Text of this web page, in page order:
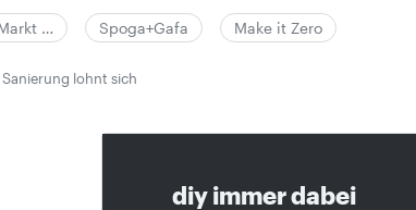
… Spoga+Gafa Make it Zero
Sanierung lohnt sich
diy immer dabei